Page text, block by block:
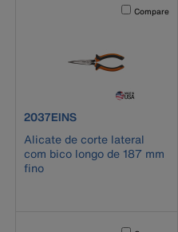
Activating
Compare
product number 2037EINS
2037EINS
Alicate de corte lateral
com bico longo de 187 mm
fino
Activating